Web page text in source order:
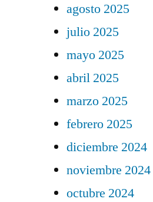
agosto 2025
julio 2025
mayo 2025
abril 2025
marzo 2025
febrero 2025
diciembre 2024
noviembre 2024
octubre 2024